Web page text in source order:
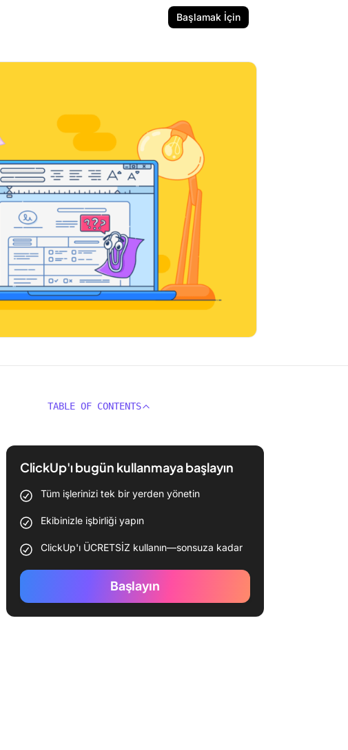
Başlamak İçin
TABLE OF CONTENTS
ClickUp'ı bugün kullanmaya başlayın
Tüm işlerinizi tek bir yerden yönetin
Ekibinizle işbirliği yapın
ClickUp'ı ÜCRETSİZ kullanın—sonsuza kadar
Başlayın